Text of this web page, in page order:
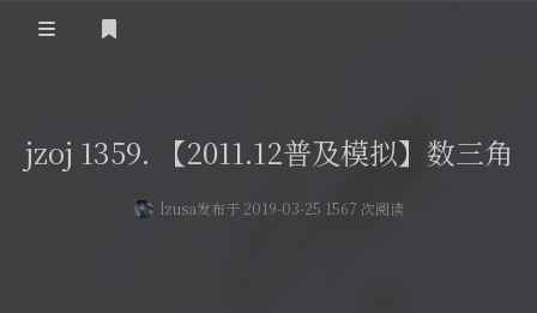
留言板
jzoj 1359. 【2011.12普及模拟】数三角
lzusa发布于 2019-03-25 1567 次阅读